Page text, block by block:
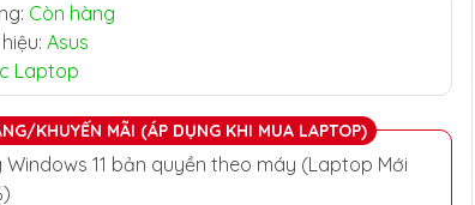
Còn hàng
Asus
Laptop
KHUYẾN MÃI (ÁP DỤNG KHI MUA LAPTOP)
Windows 11 bản quyền theo máy (Laptop Mới